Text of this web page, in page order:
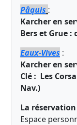
Pâquis :
Karcher en
Bers et Grue :
Eaux-Vives :
Karcher en
Clé : Les
Nav.)
La
Espace